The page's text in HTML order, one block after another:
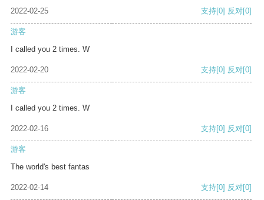
2022-02-25 支持[0] 反对[0]
游客
I called you 2 times. W
2022-02-20 支持[0] 反对[0]
游客
I called you 2 times. W
2022-02-16 支持[0] 反对[0]
游客
The world's best fantas
2022-02-14 支持[0] 反对[0]